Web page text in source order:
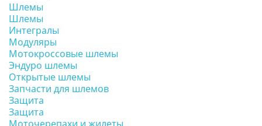
Шлемы
Шлемы
Интегралы
Модуляры
Мотокроссовые шлемы
Эндуро шлемы
Открытые шлемы
Запчасти для шлемов
Защита
Защита